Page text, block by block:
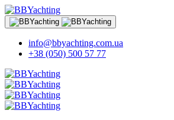
info@bbyachting.com.ua
+38 (050) 500 57 77